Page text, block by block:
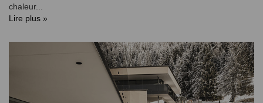
chaleur...
Lire plus »